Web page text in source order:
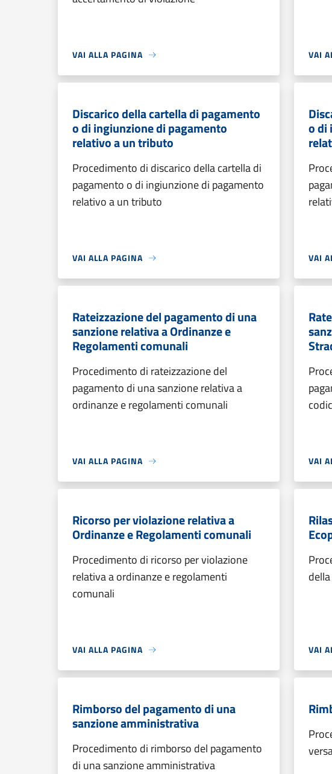
VAI ALLA PAGINA VAI
Discarico della cartella di pagamento
o di ingiunzione di pagamento
relativo a un tributo
Procedimento di discarico della cartella di
pagamento o di ingiunzione di pagamento
relativo a un tributo
VAI ALLA PAGINA
o di
VAI
Rateizzazione del pagamento di una
sanzione relativa a Ordinanze e
Regolamenti comunali
Procedimento di rateizzazione del
pagamento di una sanzione relativa a
ordinanze e regolamenti comunali
VAI ALLA PAGINA VAI
Ricorso per violazione relativa a
Ordinanze e Regolamenti comunali
Procedimento di ricorso per violazione
relativa a ordinanze e regolamenti
comunali
VAI ALLA PAGINA VAI
Rimborso del pagamento di una
sanzione amministrativa
Procedimento di rimborso del pagamento
di una sanzione amministrativa